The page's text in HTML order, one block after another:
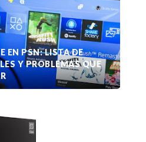
EN PSN: LISTA DE
Y PROBLEMAS QUE